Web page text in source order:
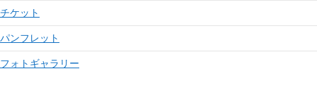
チケット
パンフレット
フォトギャラリー